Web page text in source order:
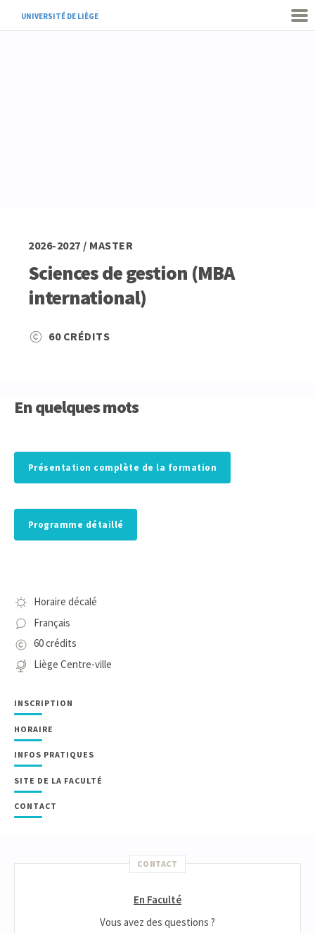
UNIVERSITÉ DE LIÈGE
2026-2027 / MASTER
Sciences de gestion (MBA
international)
60 CRÉDITS
En quelques mots
Présentation complète de la formation
Programme détaillé
Horaire décalé
Français
60 crédits
Liège Centre-ville
INSCRIPTION
HORAIRE
INFOS PRATIQUES
SITE DE LA FACULTÉ
CONTACT
CONTACT
En Faculté
Vous avez des questions ?